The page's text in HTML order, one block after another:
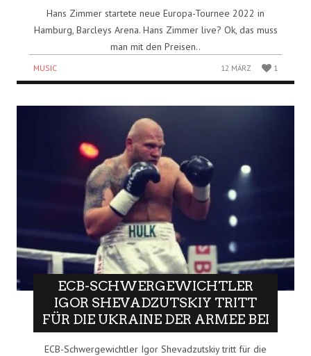
Hans Zimmer startete neue Europa-Tournee 2022 in
Hamburg, Barcleys Arena. Hans Zimmer live? Ok, das muss
man mit den Preisen..
MUSIC 12 MÄRZ 1
ECB-SCHWERGEWICHTLER
IGOR SHEVADZUTSKIY TRITT
FÜR DIE UKRAINE DER ARMEE BEI
ECB-Schwergewichtler Igor Shevadzutskiy tritt für die